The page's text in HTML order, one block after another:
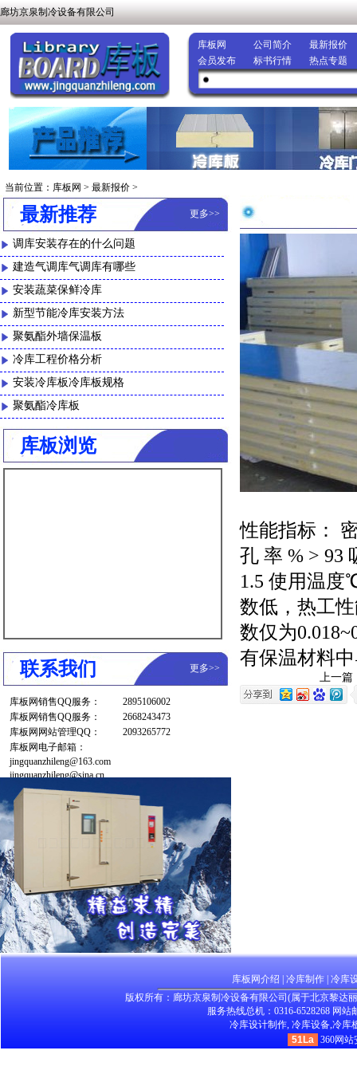
廊坊京泉制冷设备有限公司
库板网 公司简介
最新报价
会员发布
标书行情 热点专题
当前位置： 库板网 > 最新报价 >
最新推荐 更多>>
调库安装存在的什么问题
建造气调库气调库有哪些
安装蔬菜保鲜冷库
新型节能冷库安装方法
聚氨酯外墙保温板
冷库工程价格分析
安装冷库板冷库板规格
聚氨酯冷库板
库板浏览
联系我们 更多>>
库板网销售QQ服务：
2895106002
库板网销售QQ服务：
2668243473
库板网网站管理QQ：
2093265772
库板网电子邮箱：
jingquanzhileng@163.com
jingquanzhileng@sina.cn
性能指标：
孔 率 % > 93
1.5 使用温度
数低，热工
数仅为
有保温材料
上一篇
库板网介绍 冷库制作| 冷库
版权所有：廊坊京泉制冷设备有限公司(属于北京黎达
服务热线总机：0316-6528268 网站
冷库设计制作, 冷库设备,冷库
51La
360网站